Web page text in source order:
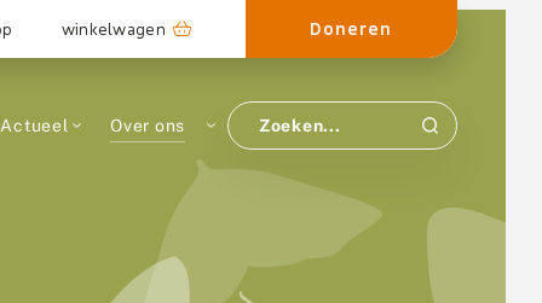
winkelwagen Doneren
Actueel Over ons